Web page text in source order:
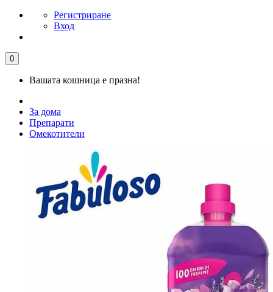
Регистриране
Вход
0
Вашата кошница е празна!
За дома
Препарати
Омекотители